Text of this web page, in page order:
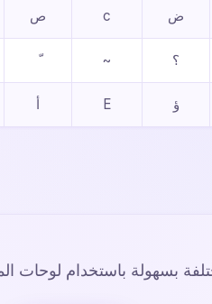
ض c ص
؟ ~
ؤ E أ
بسهولة باستخدام لوحات